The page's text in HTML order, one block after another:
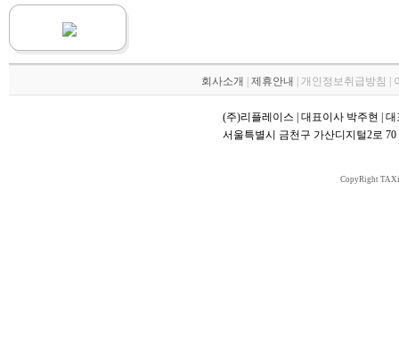
회사소개 제휴안내 | 개인정보취급방침 |
(주)리플레이스 | 대표이사 박주현 | 대
서울특별시 금천구 가산디지털2로 70
CopyRight